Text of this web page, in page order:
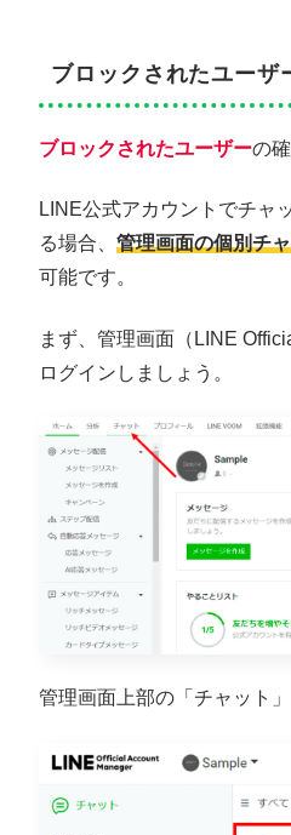
ブロックされたユーザ
ブロックされたユーザーの
LINE公式アカウントでチャ
る場合、 管理画面の個別チ
可能です。
まず、管理画面（LINE
ログインしましょう。
管理画面上部の「チャット